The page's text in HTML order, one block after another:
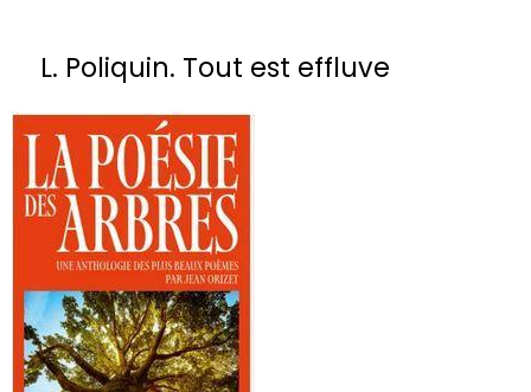
L. Poliquin. Tout est effluve